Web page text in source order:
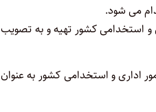
می شود.
و استخدامی کشور تهیه و به تصویب
و استخدامی کشور به عنوان